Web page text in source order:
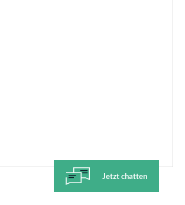
Jetzt chatten
Derzeit nicht verfügbar